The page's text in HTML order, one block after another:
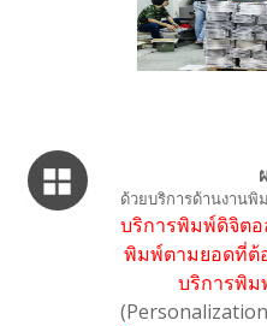
ด้วยบริการด้านงานพิ
บริการพิมพ์ดิจิตอ
พิมพ์ตามยอดที่ต้
บริการพิ